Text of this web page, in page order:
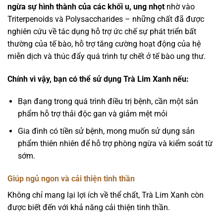
ngừa sự hình thành của các khối u, ung nhọt nhờ vào
Triterpenoids và Polysaccharides – những chất đã được
nghiên cứu về tác dụng hỗ trợ ức chế sự phát triển bất
thường của tế bào, hỗ trợ tăng cường hoạt động của hệ
miễn dịch và thúc đẩy quá trình tự chết ở tế bào ung thư.
Chính vì vậy, bạn có thể sử dụng Trà Lim Xanh nếu:
Bạn đang trong quá trình điều trị bệnh, cần một sản
phẩm hỗ trợ thải độc gan và giảm mệt mỏi
Gia đình có tiền sử bệnh, mong muốn sử dụng sản
phẩm thiên nhiên để hỗ trợ phòng ngừa và kiểm soát từ
sớm.
Giúp ngủ ngon và cải thiện tinh thần
Không chỉ mang lại lợi ích về thể chất, Trà Lim Xanh còn
được biết đến với khả năng cải thiện tinh thần.